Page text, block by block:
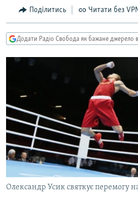
Перейти
до
пошуку
СУСПІЛЬСТВО
УКРАЇНА
ДОНБАС.РЕАЛІЇ
ТИ ЯК?
СХЕМИ
КИТАЙ.ВИКЛИКИ
МУЛЬТИМЕДІА
ФОТО
СПЕЦПРОЄКТИ
ПОДКАСТИ
Поділитись Читати без
Додати Радіо Свобода як бажане джерело
Олександр Усик святкує перемогу